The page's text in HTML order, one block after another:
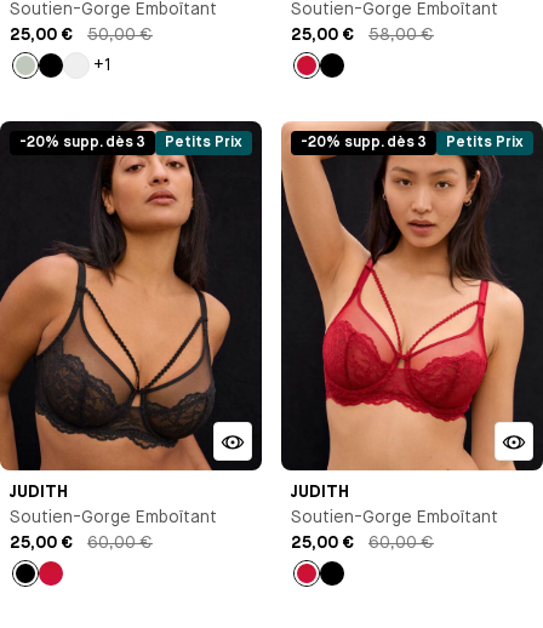
Soutien-Gorge Emboîtant
25,00 €
50,00 €
+1
Soutien-Gorge Emboîtant
25,00 €
58,00 €
-20% supp. dès 3 Petits Prix
JUDITH
Soutien-Gorge Emboîtant
25,00 €
60,00 €
Noir
-20% supp. dès 3 Petits Prix
JUDITH
Soutien-Gorge Emboîtant
25,00 €
60,00 €
Rouge